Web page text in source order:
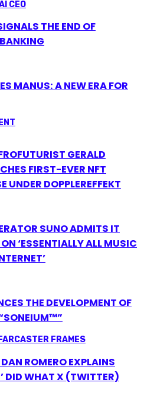
THE END OF
MANUS: A NEW ERA FOR
GERALD
FIRST-EVER NFT
UNDER DOPPLEREFFEKT
SUNO ADMITS IT
‘ESSENTIALLY ALL MUSIC
THE DEVELOPMENT OF
ROMERO EXPLAINS
DID WHAT X (TWITTER)